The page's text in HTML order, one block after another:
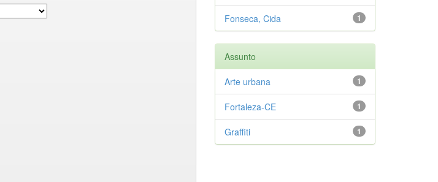
1
Fonseca, Cida
Assunto
1
Arte urbana
1
Fortaleza-CE
1
Graffiti